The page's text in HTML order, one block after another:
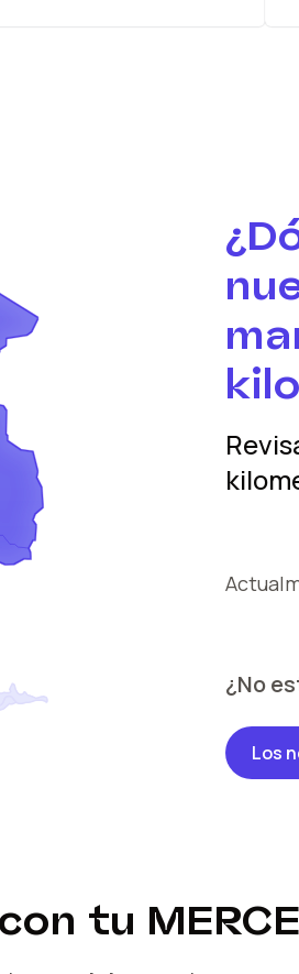
¿No
Los
con tu